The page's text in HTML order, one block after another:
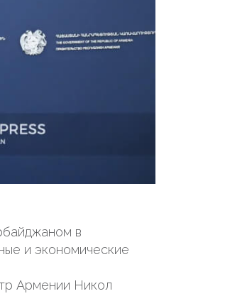
в
и экономические
Армении Никол